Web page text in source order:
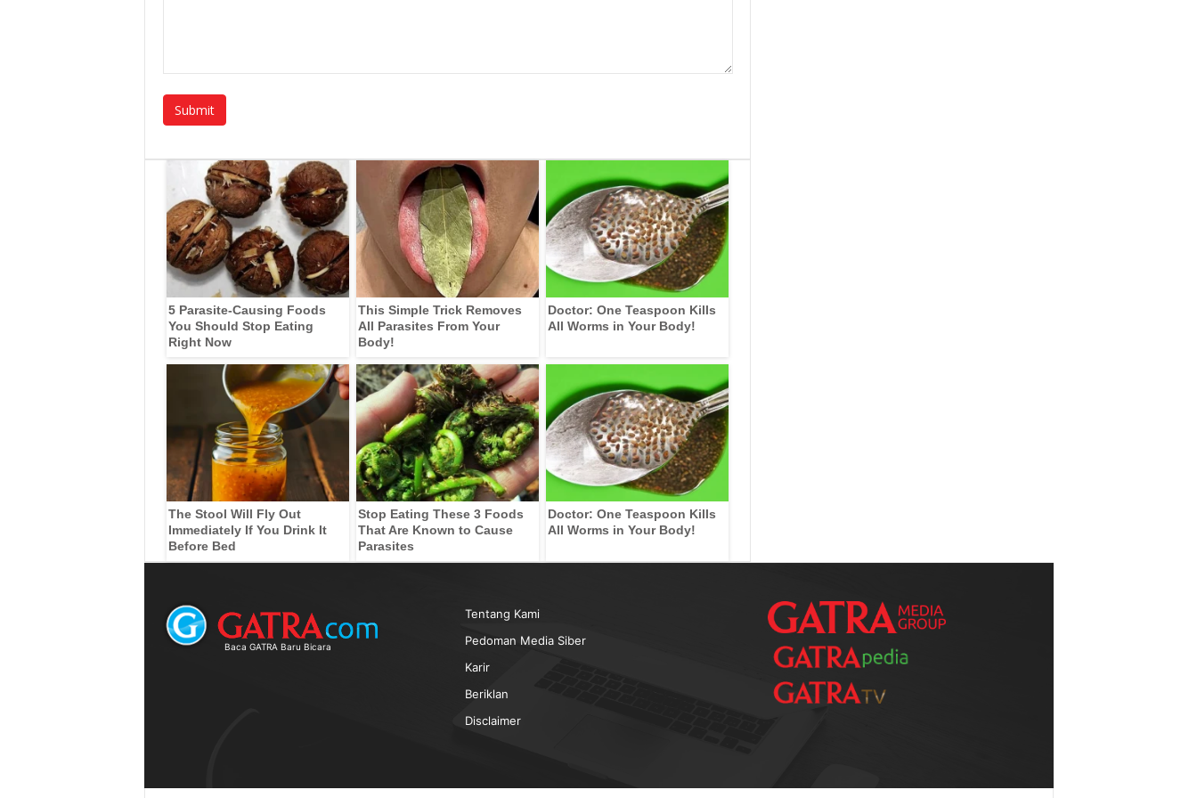
5 Parasite-Causing Foods
You Should Stop Eating
Right Now
This Simple Trick Removes
All Parasites From Your
Body!
Doctor: One Teaspoon Kills
All Worms in Your Body!
The Stool Will Fly Out
Immediately If You Drink It
Before Bed
Stop Eating These 3 Foods
That Are Known to Cause
Parasites
Doctor: One Teaspoon Kills
All Worms in Your Body!
Baca GATRA Baru Bicara
Tentang Kami
Pedoman Media Siber
Karir
Beriklan
Disclaimer